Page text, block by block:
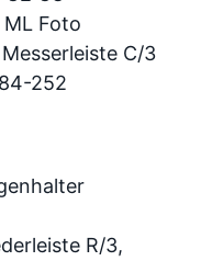
C/3
252
R/3,